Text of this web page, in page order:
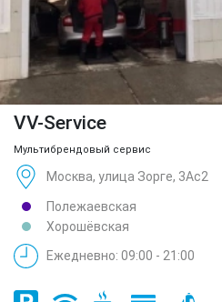
VV-Service
Мультибрендовый сервис
Москва, улица Зорге, 3Ас2
Полежаевская
Хорошёвская
Ежедневно: 09:00 - 21:00